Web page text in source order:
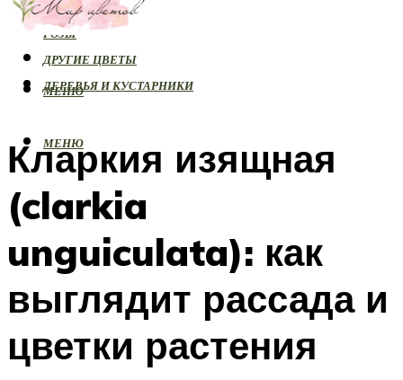
ОРХИДЕИ
РОЗЫ
ДРУГИЕ ЦВЕТЫ
ДЕРЕВЬЯ И КУСТАРНИКИ
МЕНЮ
МЕНЮ
Кларкия изящная
(clarkia
unguiculata): как
выглядит рассада и
цветки растения